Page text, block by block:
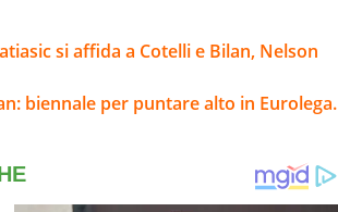
si affida a Cotelli e Bilan, Nelson
biennale per puntare alto in Eurolega.